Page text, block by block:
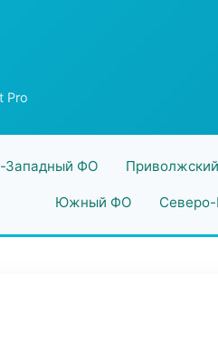
Pro
Западный ФО
Южный ФО